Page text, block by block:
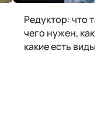
Редуктор: что
чего нужен, как
какие есть виды